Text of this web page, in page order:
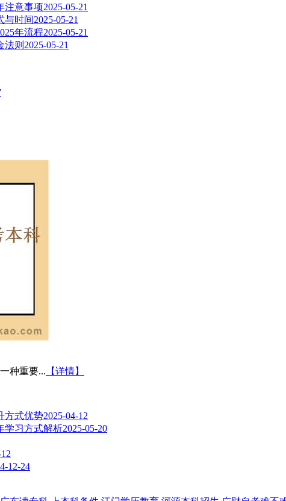
注意事项2025-05-21
与时间2025-05-21
年流程2025-05-21
法则 2025-05-21
种重要... 【详情】
方式优势2025-04-12
学习方式解析2025-05-20
12-24